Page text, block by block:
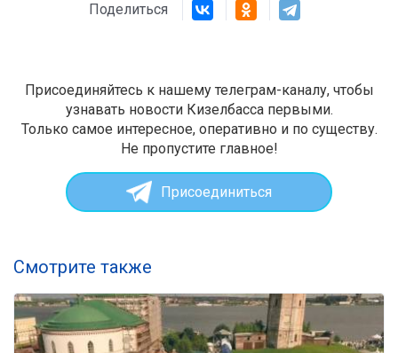
Поделиться
Присоединяйтесь к нашему телеграм-каналу, чтобы
узнавать новости Кизелбасса первыми.
Только самое интересное, оперативно и по существу.
Не пропустите главное!
Присоединиться
Смотрите также